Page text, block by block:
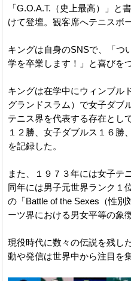
「G.O.A.T.（史上最高）」と
けて登壇。観客席へテニスボ
キングは自身のSNSで、「つ
学を卒業します！」と喜びを
キングは在学中にウィンブル
グランドスラム）で女子ダブ
テニス界を代表する存在とし
１２勝、女子ダブルス１６勝
を記録した。
また、１９７３年には女子テ
同年には男子元世界ランク１
の「Battle of the Sexes（性
ーツ界における男女平等の象
現役時代に数々の伝説を残し
動や発信は世界中から注目を